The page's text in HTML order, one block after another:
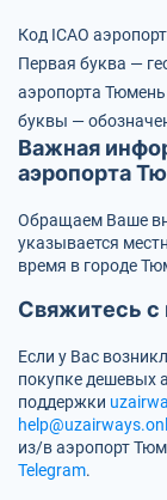
Код ICAO
Первая буква —
аэропорта Тюмень
буквы —
Важная
аэропорта
Обращаем Ваше
указывается
время в городе
Свяжитесь с
Если у Вас
покупке дешевых
поддержки
из/в аэропорт
Telegram.